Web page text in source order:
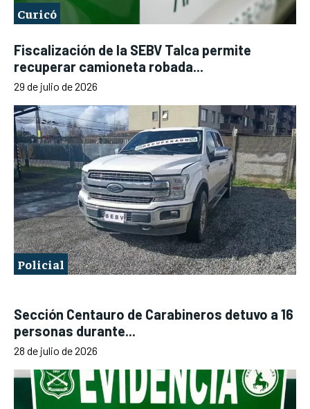
Curicó
Fiscalización de la SEBV Talca permite
recuperar camioneta robada...
29 de julio de 2026
Policial
Sección Centauro de Carabineros detuvo a 16
personas durante...
28 de julio de 2026